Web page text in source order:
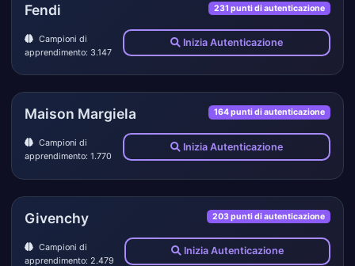
Fendi 231 punti di autenticazione
Campioni di
apprendimento: 3.147
Inizia Autenticazione
Maison Margiela 164 punti di autenticazione
Campioni di
apprendimento: 1.770
Inizia Autenticazione
Givenchy 203 punti di autenticazione
Campioni di
apprendimento: 2.479
Inizia Autenticazione